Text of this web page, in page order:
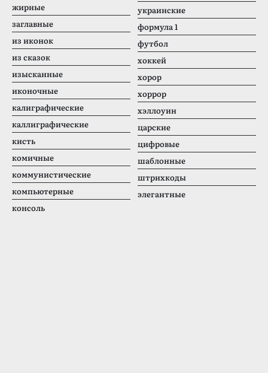
жирные
заглавные
из иконок
из сказок
изысканные
иконочные
калиграфические
каллиграфические
кисть
комичные
коммунистические
компьютерные
консоль
украинские
формула 1
футбол
хоккей
хорор
хоррор
хэллоуин
царские
цифровые
шаблонные
штрихкоды
элегантные